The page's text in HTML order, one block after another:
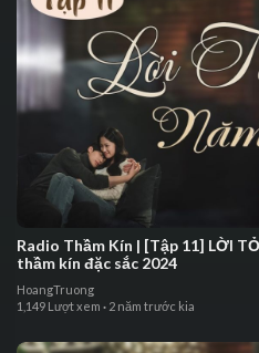
⁣⁣Radio Thầm Kín | ⁣⁣[Tập 11] LỜI
thầm kín đặc sắc 2024
HoangTruong
1,149 Lượt xem · 2 năm trước kia